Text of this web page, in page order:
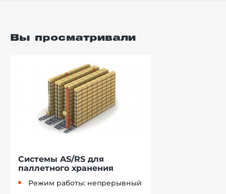
Вы просматривали
Системы AS/RS для
паллетного хранения
Режим работы: непрерывный